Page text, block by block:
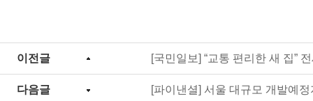
이전글 [국민일보] “교통 편리한 새 집”
다음글 [파이낸셜] 서울 대규모 개발예